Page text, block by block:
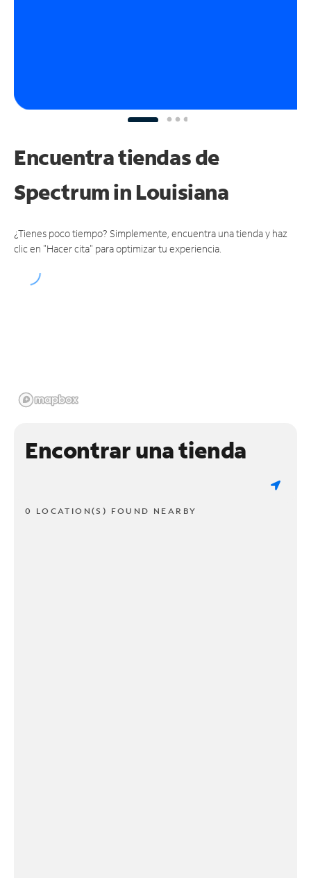
Encuentra tiendas de
Spectrumin Louisiana
¿Tienes poco tiempo? Simplemente, encuentra una tienda y haz
clic en "Hacer cita" para optimizar tu experiencia.
Encontrar una tienda
0 LOCATION(S) FOUND NEARBY